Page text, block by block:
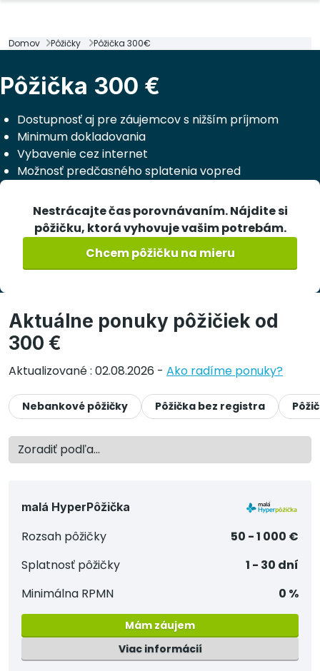
Domov Pôžičky Pôžička 300€
Pôžička 300 €
Dostupnosť aj pre záujemcov s nižším príjmom
Minimum dokladovania
Vybavenie cez internet
Možnosť predčasného splatenia vopred
Nestrácajte čas porovnávaním. Nájdite si
pôžičku, ktorá vyhovuje vašim potrebám.
Chcem pôžičku na mieru
Aktuálne ponuky pôžičiek od
300 €
Aktualizované : 02.08.2026 - Ako radíme ponuky?
Nebankové pôžičky Pôžička bez registra
malá HyperPôžička
Rozsah pôžičky
50 - 1 000 €
Splatnosť pôžičky
1 - 30 dní
Minimálna RPMN
0 %
Mám záujem
Viac informácií